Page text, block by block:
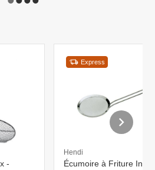
-
Express
Hendi
Écumoire à Friture Inox